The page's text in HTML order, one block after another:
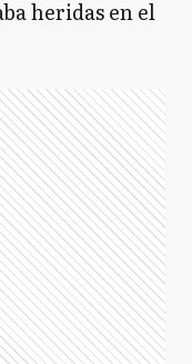
heridas en el